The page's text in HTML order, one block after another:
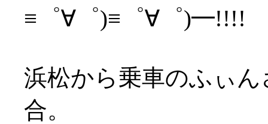
≡゜∀゜)≡゜∀゜)━!!!!
浜松から乗車のふぃ
合。